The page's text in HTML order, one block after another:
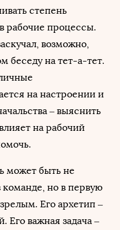
степень
рабочие процессы.
возможно,
беседу на тет-а-тет.
на настроении и
– выяснить
на рабочий
может быть не
но в первую
Его архетип –
Его важная задача –